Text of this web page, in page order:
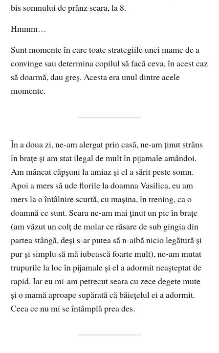
bis somnului de prânz seara, la 8.
Hmmm…
Sunt momente în care toate strategiile unei mame de a
convinge sau determina copilul să facă ceva, în acest caz
să doarmă, dau greș. Acesta era unul dintre acele
momente.
În a doua zi, ne-am alergat prin casă, ne-am ținut strâns
în brațe și am stat ilegal de mult în pijamale amândoi.
Am mâncat căpșuni la amiaz și el a sărit peste somn.
Apoi a mers să ude florile la doamna Vasilica, eu am
mers la o întâlnire scurtă, cu mașina, în trening, ca o
doamnă ce sunt. Seara ne-am mai ținut un pic în brațe
(am văzut un colț de molar ce răsare de sub gingia din
partea stângă, deși s-ar putea să n-aibă nicio legătură și
pur și simplu să mă iubească foarte mult), ne-am mutat
trupurile la loc în pijamale și el a adormit neașteptat de
rapid. Iar eu mi-am petrecut seara cu zece degete mute
și o mamă aproape supărată că băiețelul ei a adormit.
Ceea ce nu mi se întâmplă prea des.